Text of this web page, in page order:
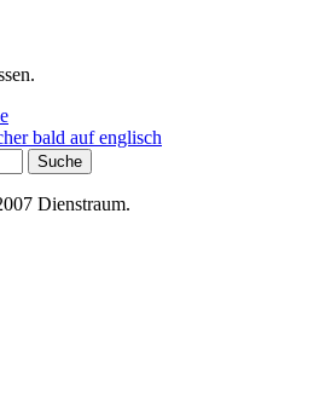
bald auf englisch
Dienstraum.